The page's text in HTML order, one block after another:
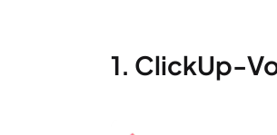
1. ClickUp-